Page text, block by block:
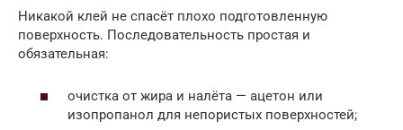
Никакой клей не спасёт плохо подготовленную
поверхность. Последовательность простая и
обязательная:
очистка от жира и налёта — ацетон или
изопропанол для непористых поверхностей;